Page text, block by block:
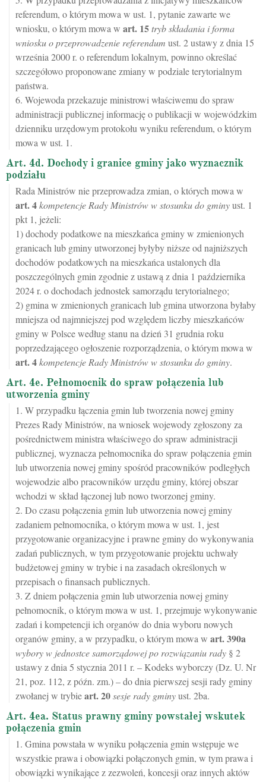
referendum, o którym mowa w ust. 1, pytanie zawarte we
wniosku, o którym mowa w art. 15tryb składania i forma
wniosku o przeprowadzenie referendum ust. 2 ustawy z dnia 15
września 2000 r. o referendum lokalnym, powinno określać
szczegółowo proponowane zmiany w podziale terytorialnym
państwa.
6. Wojewoda przekazuje ministrowi właściwemu do spraw
administracji publicznej informację o publikacji w wojewódzkim
dzienniku urzędowym protokołu wyniku referendum, o którym
mowa w ust. 1.
Art. 4d. Dochody i granice gminy jako wyznacznik
podziału
Rada Ministrów nie przeprowadza zmian, o których mowa w
art.4kompetencje Rady Ministrów w stosunku do gminyust. 1
pkt 1, jeżeli:
1) dochody podatkowe na mieszkańca gminy w zmienionych
granicach lub gminy utworzonej byłyby niższe od najniższych
dochodów podatkowych na mieszkańca ustalonych dla
poszczególnych gmin zgodnie z ustawą z dnia 1 października
2024 r. o dochodach jednostek samorządu terytorialnego;
2) gmina w zmienionych granicach lub gmina utworzona byłaby
mniejsza od najmniejszej pod względem liczby mieszkańców
gminy w Polsce według stanu na dzień 31 grudnia roku
poprzedzającego ogłoszenie rozporządzenia, o którym mowa w
art.4kompetencje Rady Ministrów w stosunku do gminy.
Art. 4e. Pełnomocnik do spraw połączenia lub
utworzenia gminy
1. W przypadku łączenia gmin lub tworzenia nowej gminy
Prezes Rady Ministrów, na wniosek wojewody zgłoszony za
pośrednictwem ministra właściwego do spraw administracji
publicznej, wyznacza pełnomocnika do spraw połączenia gmin
lub utworzenia nowej gminy spośród pracowników podległych
wojewodzie albo pracowników urzędu gminy, której obszar
wchodzi w skład łączonej lub nowo tworzonej gminy.
2. Do czasu połączenia gmin lub utworzenia nowej gminy
zadaniem pełnomocnika, o którym mowa w ust. 1, jest
przygotowanie organizacyjne i prawne gminy do wykonywania
zadań publicznych, w tym przygotowanie projektu uchwały
budżetowej gminy w trybie i na zasadach określonych w
przepisach o finansach publicznych.
3. Z dniem połączenia gmin lub utworzenia nowej gminy
pełnomocnik, o którym mowa w ust. 1, przejmuje wykonywanie
zadań i kompetencji ich organów do dnia wyboru nowych
organów gminy, a w przypadku, o którym mowa w art.390a
wybory w jednostce samorządowej po rozwiązaniu rady § 2
ustawy z dnia 5 stycznia 2011 r. – Kodeks wyborczy (Dz. U. Nr
21, poz. 112, z późn. zm.) – do dnia pierwszej sesji rady gminy
zwołanej w trybieart.20sesje rady gminyust. 2ba.
Art. 4ea. Status prawny gminy powstałej wskutek
połączenia gmin
1. Gmina powstała w wyniku połączenia gmin wstępuje we
wszystkie prawa i obowiązki połączonych gmin, w tym prawa i
obowiązki wynikające z zezwoleń, koncesji oraz innych aktów